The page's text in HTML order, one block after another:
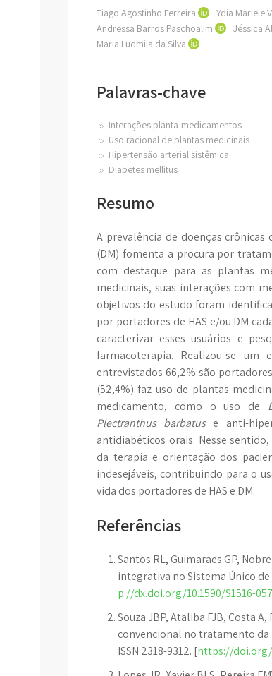
Tiago Agostinho Ferreira Ydia Mariele
Andressa Barros Paschoalim
Jéssica
Maria Ludmila da Silva
Palavras-chave
Interações planta-medicamentos
Uso racional de plantas medicinais
Hipertensão arterial sistêmica
Diabetes mellitus
Resumo
A prevalência de doenças
(DM) fomenta a procura por
com destaque para as plantas
medicinais, suas interações com
objetivos do estudo foram
por portadores de HAS e/ou DM
caracterizar esses usuários e
farmacoterapia. Realizou-se um
entrevistados 66,2% são
(52,4%) faz uso de plantas
medicamento, como o uso de
Plectranthus barbatuse anti-
antidiabéticos orais. Nesse
da terapia e orientação dos
indesejáveis, contribuindo para o
vida dos portadores de HAS e DM.
Referências
Santos RL, Guimaraes GP,
integrativa no Sistema Único de
p://dx.doi.org/10.1590/S1516-
Souza JBP, Ataliba FJB, Costa
convencional no tratamento da
ISSN 2318-9312. [https://doi.org/